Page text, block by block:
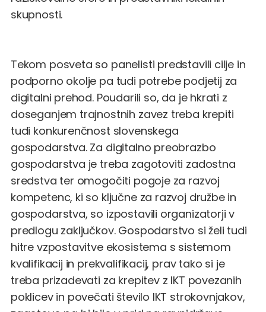
skupnosti.
Tekom posveta so panelisti predstavili cilje in
podporno okolje pa tudi potrebe podjetij za
digitalni prehod. Poudarili so, da je hkrati z
doseganjem trajnostnih zavez treba krepiti
tudi konkurenčnost slovenskega
gospodarstva. Za digitalno preobrazbo
gospodarstva je treba zagotoviti zadostna
sredstva ter omogočiti pogoje za razvoj
kompetenc, ki so ključne za razvoj družbe in
gospodarstva, so izpostavili organizatorji v
predlogu zaključkov. Gospodarstvo si želi tudi
hitre vzpostavitve ekosistema s sistemom
kvalifikacij in prekvalifikacij, prav tako si je
treba prizadevati za krepitev z IKT povezanih
poklicev in povečati število IKT strokovnjakov,